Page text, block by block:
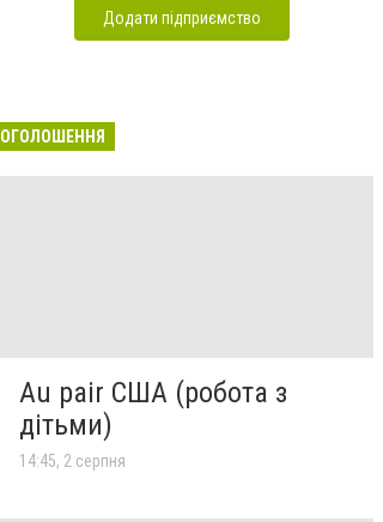
Додати підприємство
ОГОЛОШЕННЯ
Au pair США (робота з
дітьми)
14:45, 2 серпня